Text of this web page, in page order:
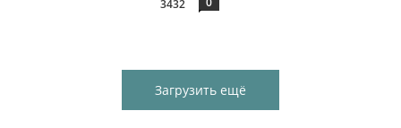
3432
Загрузить ещё